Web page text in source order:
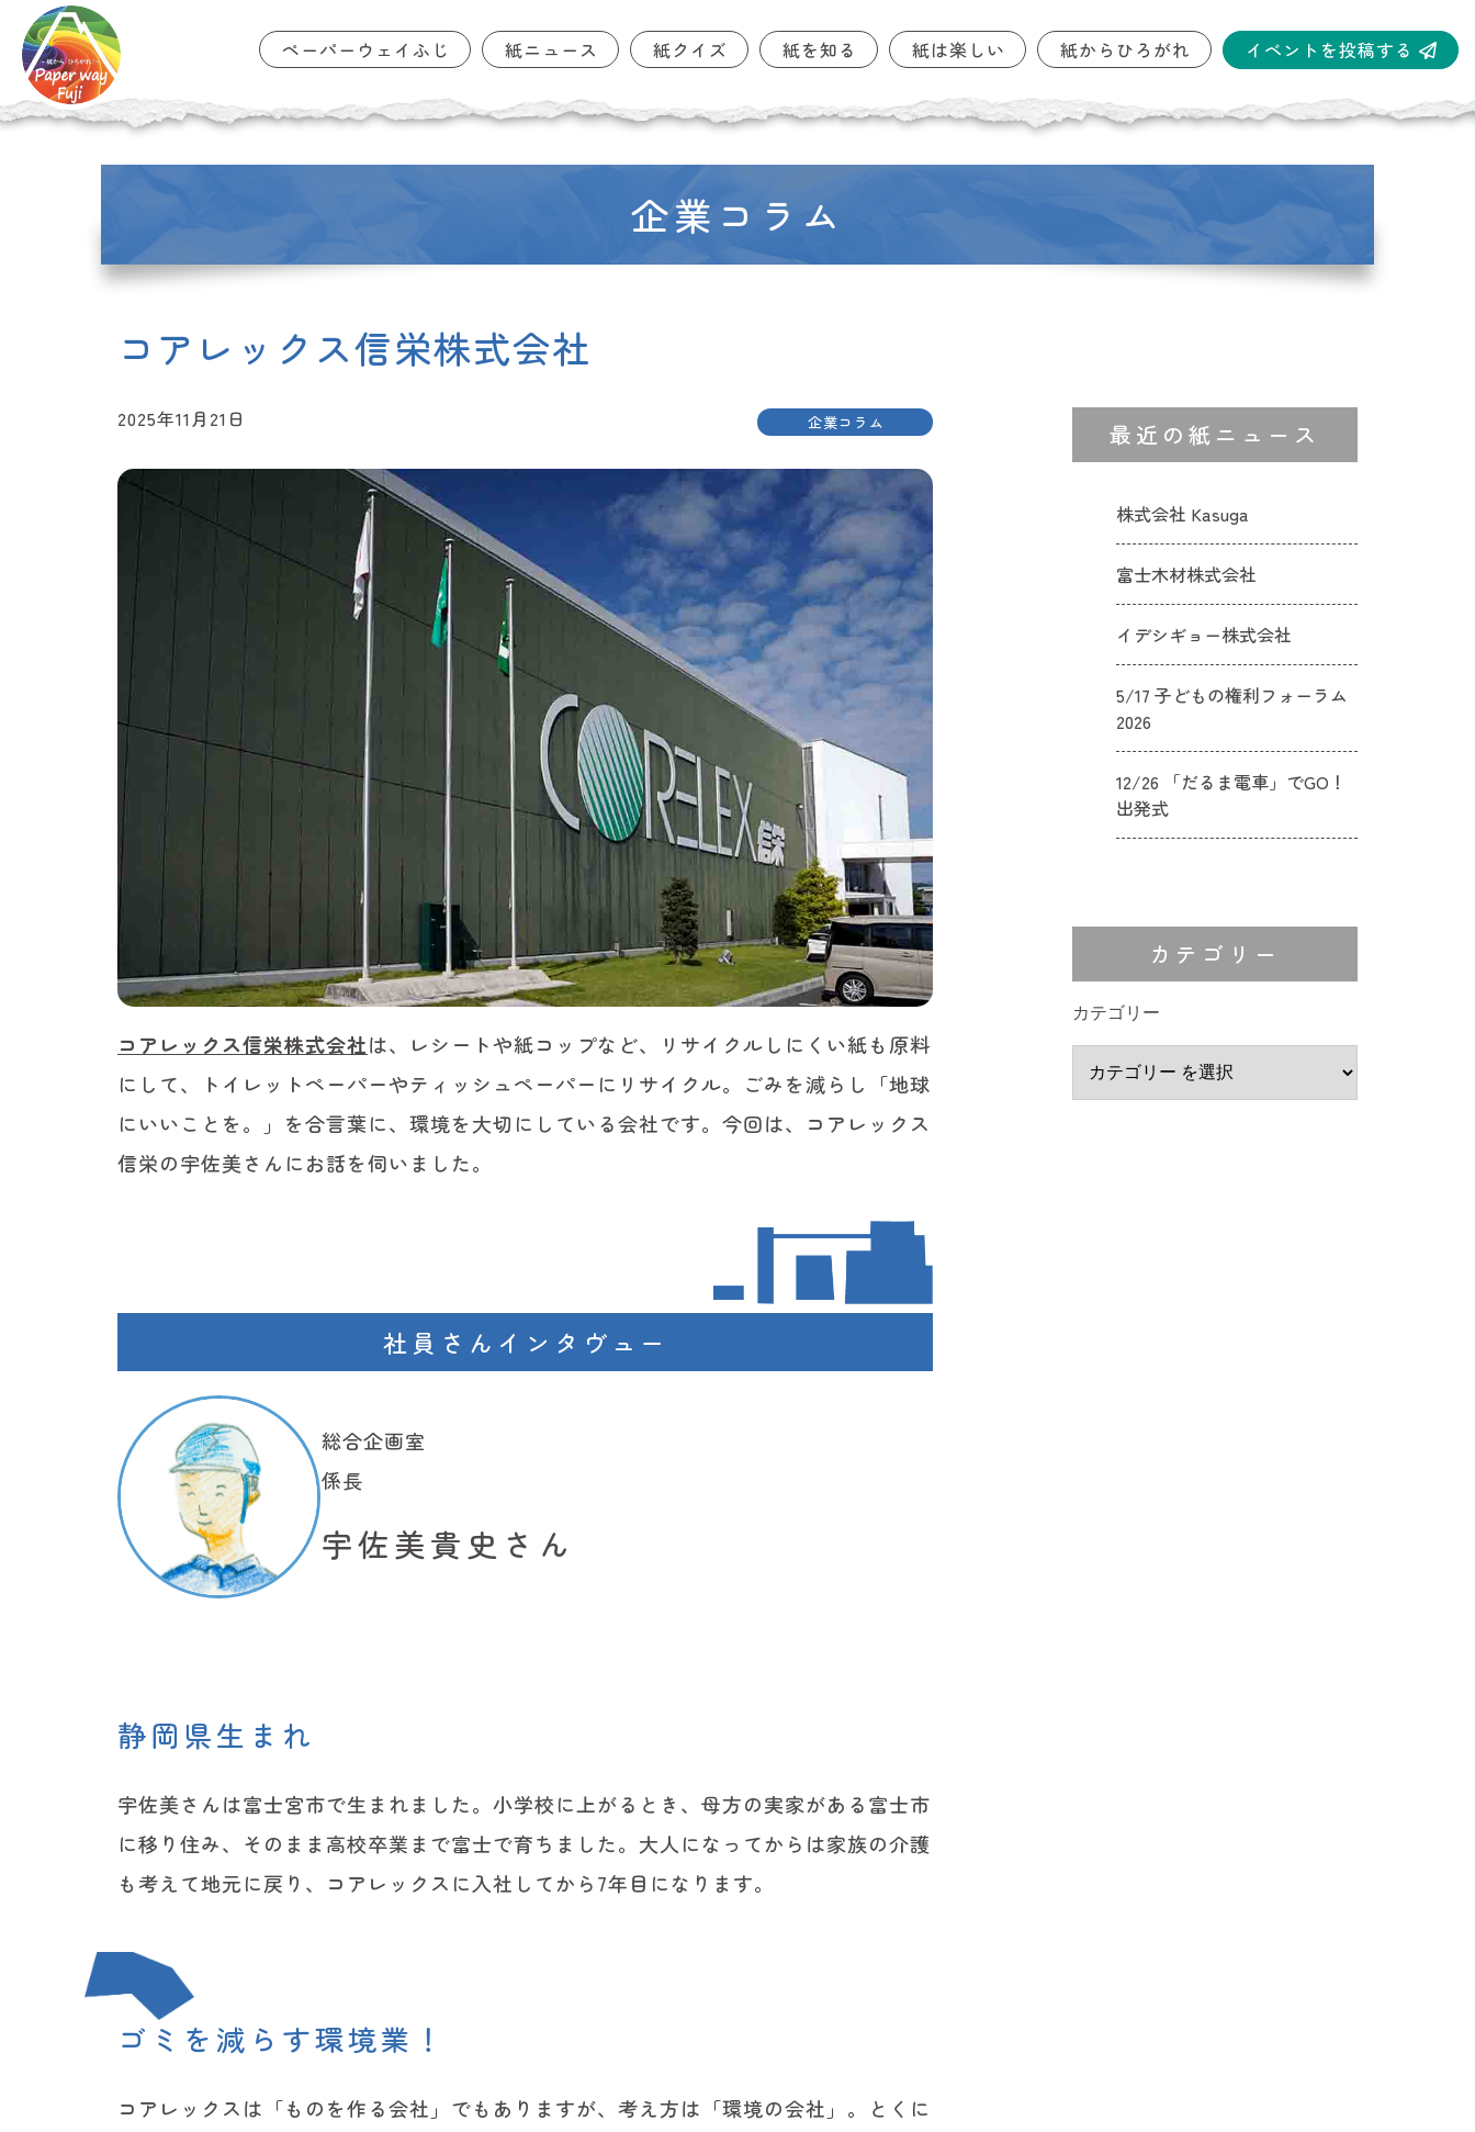
ペーパーウェイふじ 紙ニュース 紙クイズ 紙を知る 紙は楽しい 紙からひろがれ イベントを投稿する
企業コラム
コアレックス信栄株式会社
2025年11月21日 企業コラム
コアレックス信栄株式会社は、レシートや紙コップなど、リサイクルしにくい紙も原料
にして、トイレットペーパーやティッシュペーパーにリサイクル。ごみを減らし「地球
にいいことを。」を合言葉に、環境を大切にしている会社です。今回は、コアレックス
信栄の宇佐美さんにお話を伺いました。
社員さんインタヴュー
総合企画室
係長
宇佐美貴史さん
静岡県生まれ
宇佐美さんは富士宮市で生まれました。小学校に上がるとき、母方の実家がある富士市
に移り住み、そのまま高校卒業まで富士で育ちました。大人になってからは家族の介護
も考えて地元に戻り、コアレックスに入社してから7年目になります。
ゴミを減らす環境業！
コアレックスは「ものを作る会社」でもありますが、考え方は「環境の会社」。とくに
最近の紙ニュース
株式会社 Kasuga
富士木材株式会社
イデシギョー株式会社
5/17 子どもの権利フォーラム
2026
12/26 「だるま電車」でGO！
出発式
カテゴリー
カテゴリー